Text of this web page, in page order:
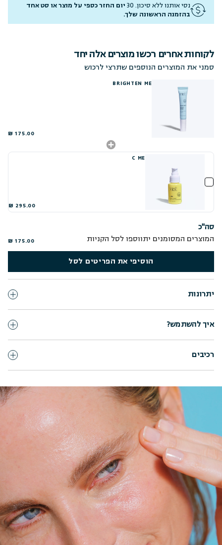
נסי אותנו ללא סיכון. 30
יום החזר כספי על מוצר או סט אחד
בהזמנה הראשונה שלך.
לקוחות אחרים רכשו מוצרים אלה יחד
סמני את המוצרים הנוספים שתרצי לרכוש
BRIGHTEN ME
175.00 ₪
C ME
295.00 ₪
סה"כ
המוצרים המסומנים יתווספו לסל הקניות
175.00 ₪
הוסיפי את הפריטים לסל
יתרונות
איך להשתמש?
רכיבים